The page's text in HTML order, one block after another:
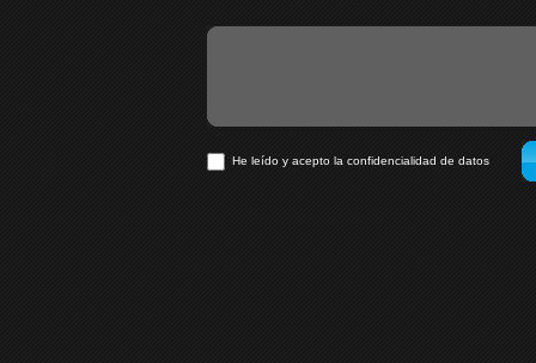
He leído y acepto la confidencialidad de datos